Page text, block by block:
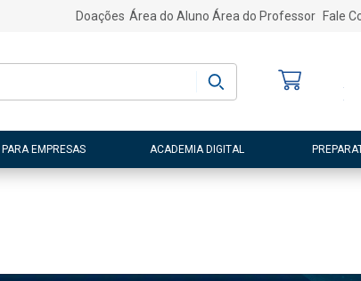
Doações Área do Aluno Área do Professor Fale
PARA EMPRESAS ACADEMIA DIGITAL